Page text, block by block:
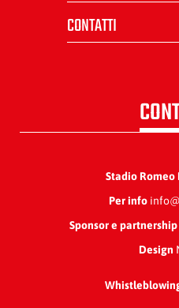
CONTATTI
Stadio Romeo
Per info
Sponsor e partnership
Design